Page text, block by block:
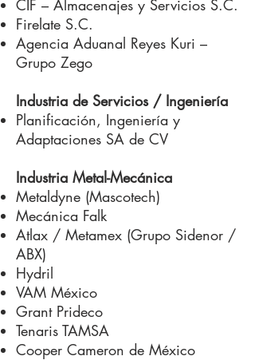
CIF – Almacenajes y Servicios S.C.
Firelate S.C.
Agencia Aduanal Reyes Kuri –
Grupo Zego
Industria de Servicios / Ingeniería
Planificación, Ingeniería y
Adaptaciones SA de CV
Industria Metal-Mecánica
Metaldyne (Mascotech)
Mecánica Falk
Atlax / Metamex (Grupo Sidenor /
ABX)
Hydril
VAM México
Grant Prideco
Tenaris TAMSA
Cooper Cameron de México